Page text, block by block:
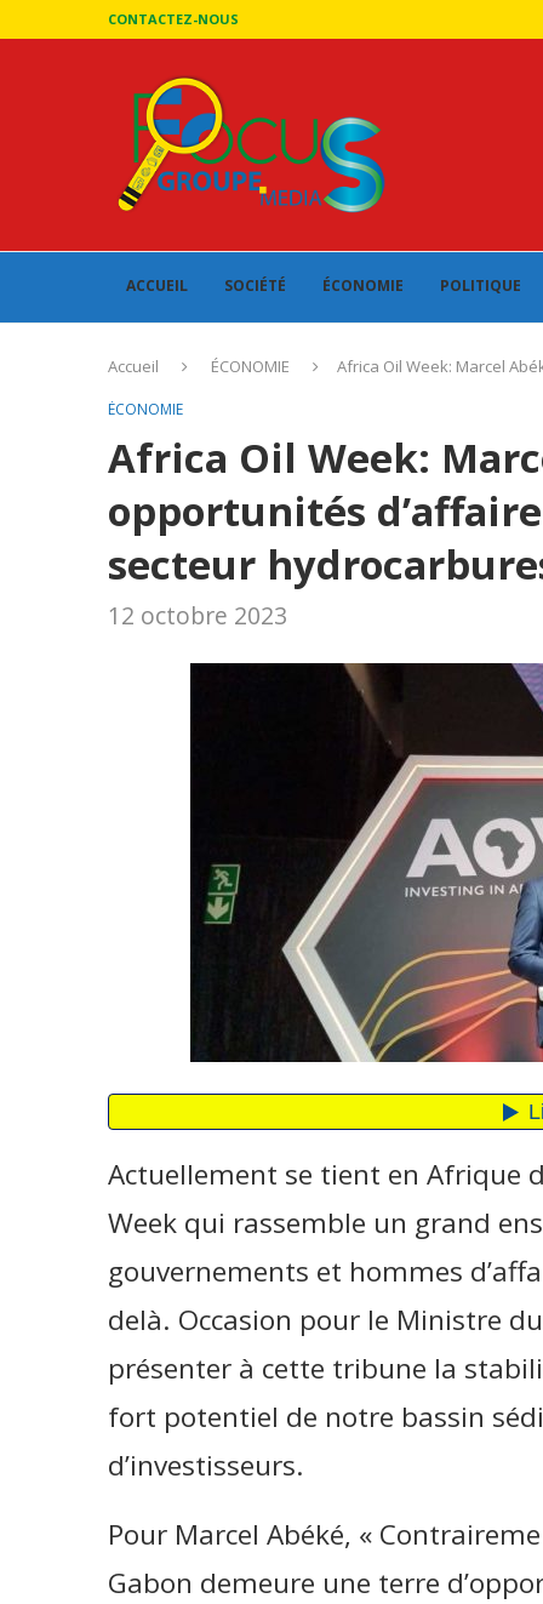
CONTACTEZ-NOUS
ACCUEIL SOCIÉTÉ ÉCONOMIE POLITIQUE
Accueil ÉCONOMIE Africa Oil Week: Marcel
ÉCONOMIE
Africa Oil Week:
opportunités
secteur
12 octobre 2023
Actuellement se tient en Afrique
Week qui rassemble un grand
gouvernements et hommes
delà. Occasion pour le Ministre
présenter à cette tribune la
fort potentiel de notre bassin
d’investisseurs.
Pour Marcel Abéké, «
Gabon demeure une terre